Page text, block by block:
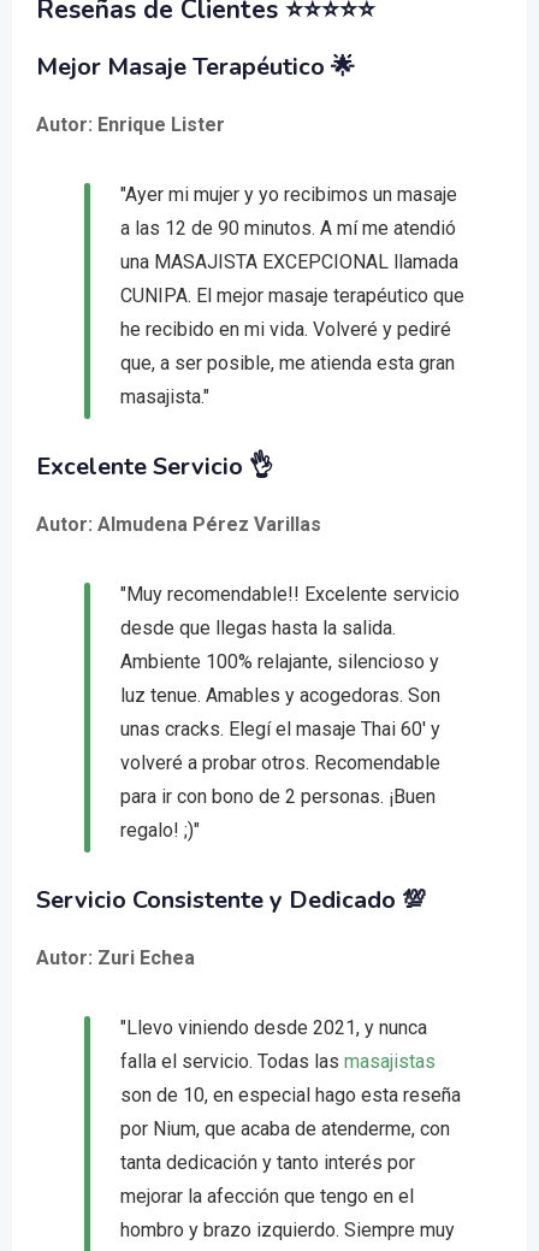
Reseñas de Clientes ⭐️⭐️⭐️⭐️⭐️
Mejor Masaje Terapéutico 🌟
Autor: Enrique Lister
"Ayer mi mujer y yo recibimos un masaje
a las 12 de 90 minutos. A mí me atendió
una MASAJISTA EXCEPCIONAL llamada
CUNIPA. El mejor masaje terapéutico que
he recibido en mi vida. Volveré y pediré
que, a ser posible, me atienda esta gran
masajista."
Excelente Servicio 👌
Autor: Almudena Pérez Varillas
"Muy recomendable!! Excelente servicio
desde que llegas hasta la salida.
Ambiente 100% relajante, silencioso y
luz tenue. Amables y acogedoras. Son
unas cracks. Elegí el masaje Thai 60′ y
volveré a probar otros. Recomendable
para ir con bono de 2 personas. ¡Buen
regalo! ;)"
Servicio Consistente y Dedicado 💯
Autor: Zuri Echea
"Llevo viniendo desde 2021, y nunca
falla el servicio. Todas las masajistas
son de 10, en especial hago esta reseña
por Nium, que acaba de atenderme, con
tanta dedicación y tanto interés por
mejorar la afección que tengo en el
hombro y brazo izquierdo. Siempre muy